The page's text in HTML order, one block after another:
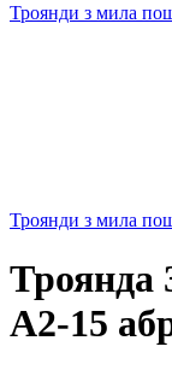
Троянди з мила
Троянди з мила
Троянда
А2-15